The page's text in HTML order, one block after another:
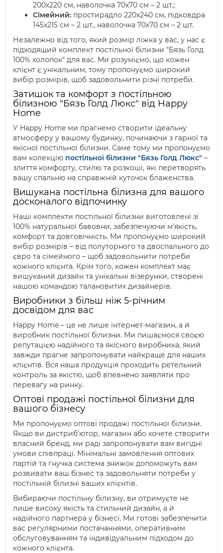
200х220 см, наволочка 70х70 см – 2 шт.;
Сімейний: простирадло 220х240 см, підковдра
145х215 см – 2 шт., наволочка 70х70 см – 2 шт.
Незалежно від того, який розмір ліжка у вас, у нас є
підходящий комплект постільної білизни "Бязь Голд
100% холопок" для вас. Ми розуміємо, що кожен
клієнт є унікальним, тому пропонуємо широкий
вибір розмірів, щоб задовольнити різні потреби.
Затишок та комфорт з постільною
білизною "Бязь Голд Люкс" від Happy
Home
У Happy Home ми прагнемо створити ідеальну
атмосферу у вашому будинку, починаючи з гарної та
якісної постільної білизни. Саме тому ми пропонуємо
вам колекцію постільної білизни "Бязь Голд Люкс" –
злиття комфорту, стилю та розкоші, які перетворять
вашу спальню на справжній куточок блаженства.
Вишукана постільна білизна для вашого
досконалого відпочинку
Наші комплекти постільної білизни виготовлені зі
100% натуральної бавовни, забезпечуючи м'якість,
комфорт та довговічність. Ми пропонуємо широкий
вибір розмірів – від полуторного та двоспального до
євро та сімейного – щоб задовольнити потреби
кожного клієнта. Крім того, кожен комплект має
вишуканий дизайн та унікальні візерунки, створені
нашою командою талановитих дизайнерів.
Виробники з більш ніж 5-річним
досвідом для вас
Happy Home – це не лише інтернет-магазин, а й
виробник постільної білизни. Ми пишаємося своєю
репутацією надійного та якісного виробника, який
завжди прагне запропонувати найкраще для наших
клієнтів. Вся наша продукція проходить ретельний
контроль за якістю, щоб впевнено заявляти про
перевагу на ринку.
Оптові продажі постільної білизни для
вашого бізнесу
Ми пропонуємо оптові продажі постільної білизни.
Якщо ви дистриб'ютор, магазин або хочете створити
власний бренд, ми раді запропонувати вам вигідні
умови співпраці. Мінімальні замовлення оптових
партій та гнучка система знижок допоможуть вам
розвивати ваш бізнес та задовольняти потреби у
постільній білизні ваших клієнтів.
Вибираючи постільну білизну, ви отримуєте не
лише високу якість та стильний дизайн, а й
надійного партнера у бізнесі. Ми готові забезпечити
вас регулярними постачаннями, оперативним
обслуговуванням та індивідуальним підходом до
кожного клієнта.